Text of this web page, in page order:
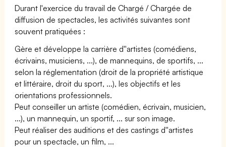
Durant l'exercice du travail de Chargé / Chargée de
diffusion de spectacles, les activités suivantes sont
souvent pratiquées :
Gère et développe la carrière d''artistes (comédiens,
écrivains, musiciens, ...), de mannequins, de sportifs, ...
selon la réglementation (droit de la propriété artistique
et littéraire, droit du sport, ...), les objectifs et les
orientations professionnels.
Peut conseiller un artiste (comédien, écrivain, musicien,
...), un mannequin, un sportif, ... sur son image.
Peut réaliser des auditions et des castings d''artistes
pour un spectacle, un film, ...